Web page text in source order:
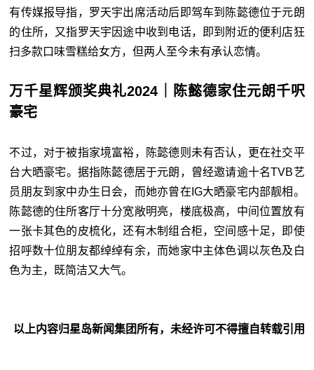
有传媒报导指，罗天宇出席活动后即驾车到陈懿德位于元朗
的住所，又指罗天宇因途中收到电话，即到附近的便利店狂
扫多款口味雪糕给女方，但两人至今未有承认恋情。
万千星辉颁奖典礼2024｜陈懿德家住元朗千呎
豪宅
不过，对于被指家境富裕，陈懿德则未有否认，更在社交平
台大晒豪宅。据指陈懿德居于元朗，曾经邀请逾十名TVB艺
员朋友到家中办生日会，而她亦曾在IG大晒豪宅内部靓相。
陈懿德的住所客厅十分宽敞明亮，楼底极高，中间位置放有
一张卡其色的皮梳化，还有木制组合柜，空间感十足，即使
招呼数十位朋友都绰绰有余，而她家中主体色调以灰色及白
色为主，既简洁又大气。
以上内容归星岛新闻集团所有，未经许可不得擅自转载引用